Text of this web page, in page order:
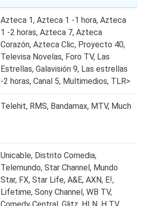
Azteca 1, Azteca 1 -1 hora, Azteca
1 -2 horas, Azteca 7, Azteca
Corazón, Azteca Clic, Proyecto 40,
Televisa Novelas, Foro TV, Las
Estrellas, Galavisión 9, Las estrellas
-2 horas, Canal 5, Multimedios, TLR>
Telehit, RMS, Bandamax, MTV, Much
Unicable, Distrito Comedia,
Telemundo, Star Channel, Mundo
Star, FX, Star Life, A&E, AXN, E!,
Lifetime, Sony Channel, WB TV,